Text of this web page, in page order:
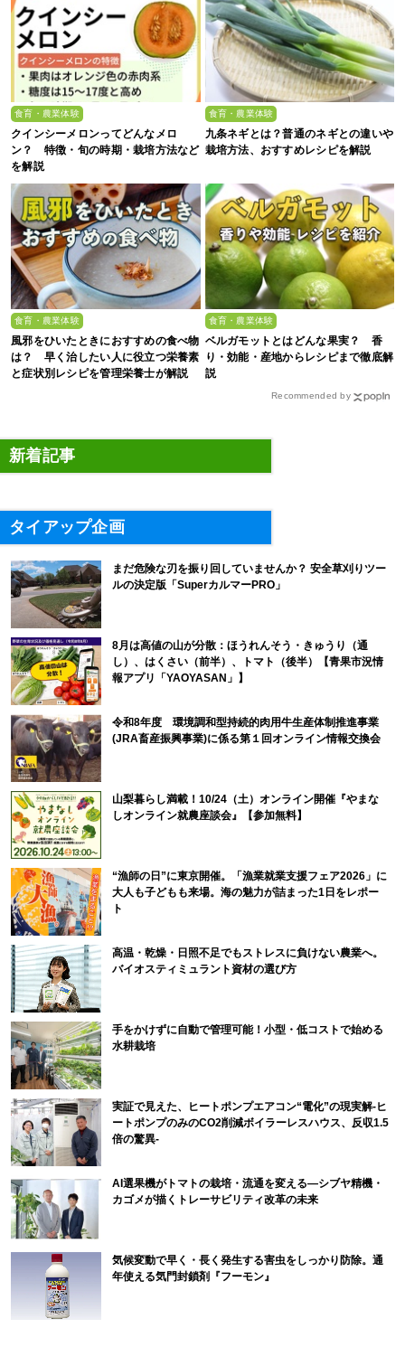
食育・農業体験
クインシーメロンってどんなメロ
ン？ 特徴・旬の時期・栽培方法など
を解説
食育・農業体験
九条ネギとは？普通のネギとの違いや
栽培方法、おすすめレシピを解説
食育・農業体験
風邪をひいたときにおすすめの食べ物
は？ 早く治したい人に役立つ栄養素
と症状別レシピを管理栄養士が解説
食育・農業体験
ベルガモットとはどんな果実？ 香
り・効能・産地からレシピまで徹底解
説
Recommended by
新着記事
タイアップ企画
まだ危険な刃を振り回していませんか？ 安全草刈りツー
ルの決定版「SuperカルマーPRO」
8月は高値の山が分散：ほうれんそう・きゅうり（通
し）、はくさい（前半）、トマト（後半）【青果市況情
報アプリ「YAOYASAN」】
令和8年度 環境調和型持続的肉用牛生産体制推進事業
(JRA畜産振興事業)に係る第１回オンライン情報交換会
山梨暮らし満載！10/24（土）オンライン開催『やまな
しオンライン就農座談会』【参加無料】
“漁師の日”に東京開催。「漁業就業支援フェア2026」に
大人も子どもも来場。海の魅力が詰まった1日をレポー
ト
高温・乾燥・日照不足でもストレスに負けない農業へ。
バイオスティミュラント資材の選び方
手をかけずに自動で管理可能！小型・低コストで始める
水耕栽培
実証で見えた、ヒートポンプエアコン“電化”の現実解-ヒ
ートポンプのみのCO2削減ボイラーレスハウス、反収1.5
倍の驚異-
AI選果機がトマトの栽培・流通を変える―シブヤ精機・
カゴメが描くトレーサビリティ改革の未来
気候変動で早く・長く発生する害虫をしっかり防除。通
年使える気門封鎖剤『フーモン』